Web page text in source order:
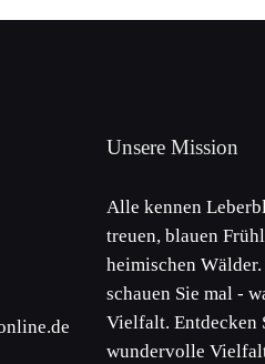
Unsere Mission
Alle kennen
treuen, blauen
heimischen
schauen Sie mal -
Vielfalt. Entdecken
wundervolle